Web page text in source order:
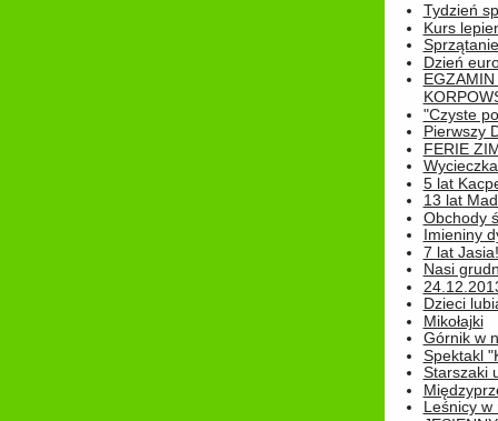
Tydzień
Kurs
Dzień
"Czyste
Pierwszy
FERIE
5 lat
13 lat
Obchody
Imieniny
7 lat Jasia!
Nasi
Dzieci
Mikołajki
Górnik w
Spektakl
Starszaki
Leśnicy w